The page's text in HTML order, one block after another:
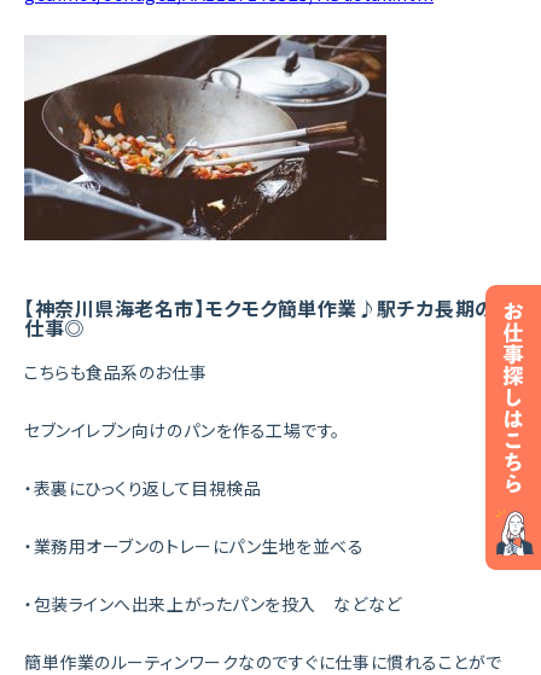
【神奈川県海老名市】モクモク簡単作業♪駅チカ長期のお
仕事◎
こちらも食品系のお仕事
セブンイレブン向けのパンを作る工場です。
・表裏にひっくり返して目視検品
・業務用オーブンのトレーにパン生地を並べる
・包装ラインへ出来上がったパンを投入 などなど
簡単作業のルーティンワークなのですぐに仕事に慣れることがで